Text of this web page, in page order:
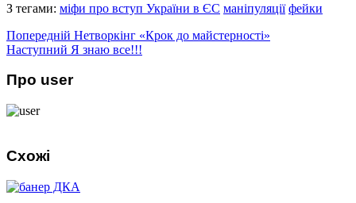
З тегами: міфи про вступ України в ЄС маніпуляції фейки
Попередній Нетворкінг «Крок до майстерності»
Наступний Я знаю все!!!
Про user
Схожі